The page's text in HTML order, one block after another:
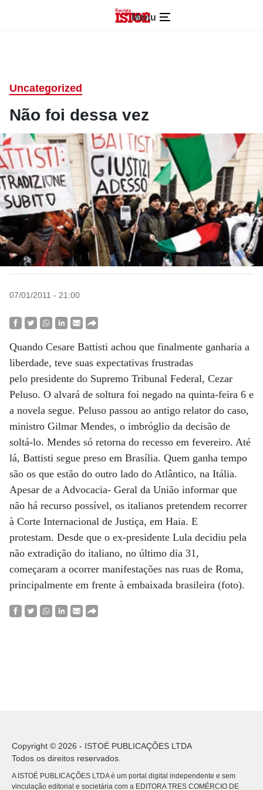
Menu
Uncategorized
Não foi dessa vez
07/01/2011 - 21:00
Quando Cesare Battisti achou que finalmente ganharia a
liberdade, teve suas expectativas frustradas
pelo presidente do Supremo Tribunal Federal, Cezar
Peluso. O alvará de soltura foi negado na quinta-feira 6 e
a novela segue. Peluso passou ao antigo relator do caso,
ministro Gilmar Mendes, o imbróglio da decisão de
soltá-lo. Mendes só retorna do recesso em fevereiro. Até
lá, Battisti segue preso em Brasília. Quem ganha tempo
são os que estão do outro lado do Atlântico, na Itália.
Apesar de a Advocacia- Geral da União informar que
não há recurso possível, os italianos pretendem recorrer
à Corte Internacional de Justiça, em Haia. E
protestam. Desde que o ex-presidente Lula decidiu pela
não extradição do italiano, no último dia 31,
começaram a ocorrer manifestações nas ruas de Roma,
principalmente em frente à embaixada brasileira (foto).
Copyright © 2026 - ISTOÉ PUBLICAÇÕES LTDA
Todos os direitos reservados.
A ISTOÉ PUBLICAÇÕES LTDA é um portal digital independente e sem
vinculação editorial e societária com a EDITORA TRES COMÉRCIO DE